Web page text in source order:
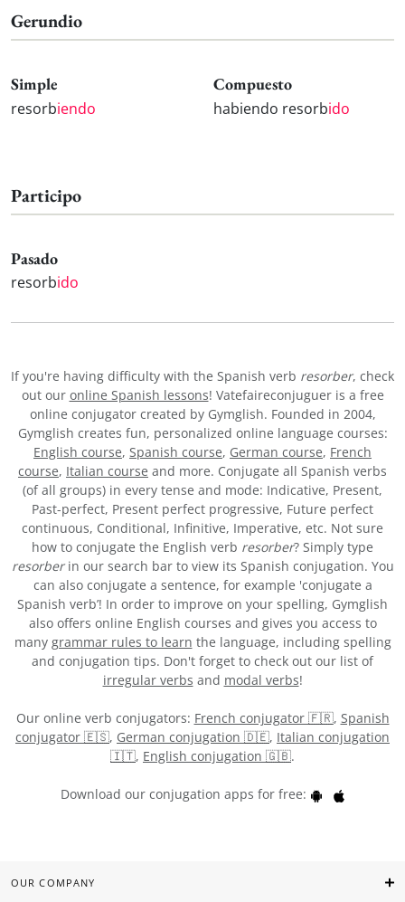
Gerundio
Simple
resorbiendo
Compuesto
habiendo resorbido
Participo
Pasado
resorbido
If you're having difficulty with the Spanish verb resorber, check
out our online Spanish lessons! Vatefaireconjuguer is a free
online conjugator created by Gymglish. Founded in 2004,
Gymglish creates fun, personalized online language courses:
English course, Spanish course, German course, French
course, Italian course and more. Conjugate all Spanish verbs
(of all groups) in every tense and mode: Indicative, Present,
Past-perfect, Present perfect progressive, Future perfect
continuous, Conditional, Infinitive, Imperative, etc. Not sure
how to conjugate the English verb resorber? Simply type
resorberin our search bar to view its Spanish conjugation. You
can also conjugate a sentence, for example 'conjugate a
Spanish verb’! In order to improve on your spelling, Gymglish
also offers online English courses and gives you access to
many grammar rules to learn the language, including spelling
and conjugation tips. Don't forget to check out our list of
irregular verbs and modal verbs!
Our online verb conjugators: French conjugator 🇫🇷, Spanish
conjugator 🇪🇸, German conjugation 🇩🇪, Italian conjugation
🇮🇹, English conjugation 🇬🇧.
Download our conjugation apps for free:
OUR COMPANY